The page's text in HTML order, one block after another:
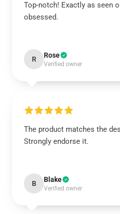
Top-notch! Exactly as seen
obsessed.
R Rose
Verified owner
The product matches the
Strongly endorse it.
B Blake
Verified owner